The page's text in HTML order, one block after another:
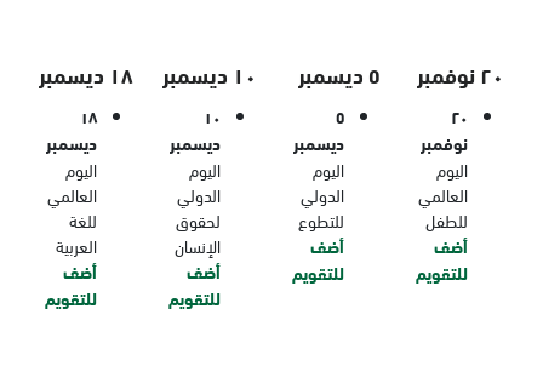
٢٠ نوفمبر
٢٠
نوفمبر
اليوم
العالمي
للطفل
أضف
للتقويم
٥ ديسمبر
٥
ديسمبر
اليوم
الدولي
للتطوع
أضف
للتقويم
١٠ ديسمبر
١٠
ديسمبر
اليوم
الدولي
لحقوق
الإنسان
أضف
للتقويم
١٨ ديسمبر
١٨
ديسمبر
اليوم
العالمي
للغة
العربية
أضف
للتقويم